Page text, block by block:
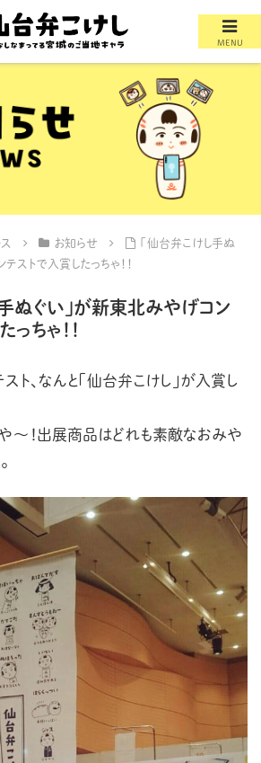
お知らせ
「仙台弁こけし手ぬ
ストで入賞したっちゃ！！
手ぬぐい」が新東北みやげコン
ちゃ！！
ト、なんと「仙台弁こけし」が入賞し
～！出展商品はどれも素敵なおみや
MENU